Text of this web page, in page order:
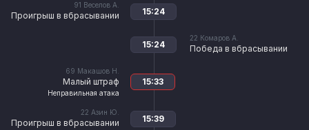
91 Веселов А.
Проигрыш в вбрасывании 15:24
22 Комаров А.
Победа в вбрасывании
15:24
69 Макашов Н.
Малый штраф
Неправильная атака
15:33
22 Азин Ю.
Проигрыш в вбрасывании 15:39